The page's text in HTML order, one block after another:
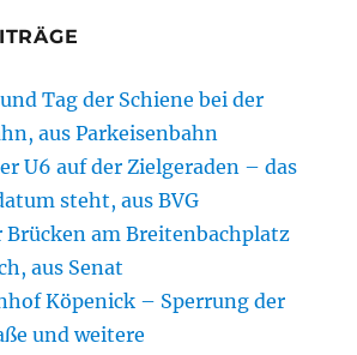
Tag der Schiene bei der
aus Parkeisenbahn
U6 auf der Zielgeraden – das
steht, aus BVG
Brücken am Breitenbachplatz
aus Senat
Köpenick – Sperrung der
und weitere